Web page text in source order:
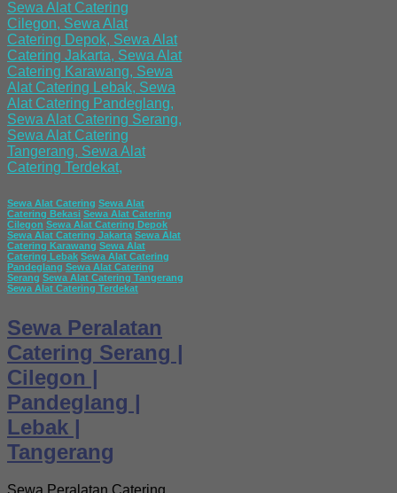
Sewa Alat Catering Sewa Alat
Catering Bekasi Sewa Alat Catering
Cilegon Sewa Alat Catering Depok
Sewa Alat Catering Jakarta Sewa Alat
Catering Karawang Sewa Alat
Catering Lebak Sewa Alat Catering
Pandeglang Sewa Alat Catering
Serang Sewa Alat Catering Tangerang
Sewa Alat Catering Terdekat
Sewa Peralatan
Catering Serang |
Cilegon |
Pandeglang |
Lebak |
Tangerang
Sewa Peralatan Catering